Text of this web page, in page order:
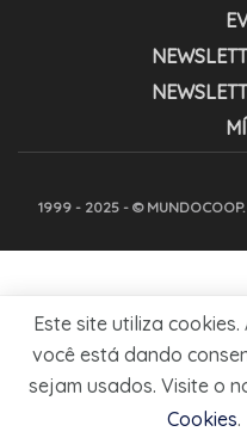
1999 - 2025 - © MUNDOCOOP.
Este site utiliza
você está dando
sejam usados. Visite o
Cookies.